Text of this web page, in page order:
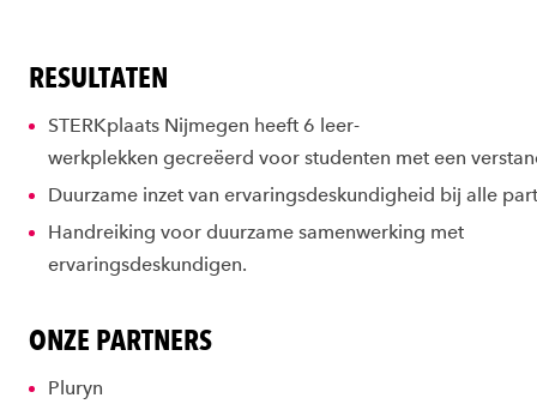
RESULTATEN
STERKplaats Nijmegen heeft 6 leer-
werkplekken gecreëerd voor studenten met een
Duurzame inzet van ervaringsdeskundigheid bij alle
Handreiking voor duurzame samenwerking met
ervaringsdeskundigen.
ONZE PARTNERS
Pluryn